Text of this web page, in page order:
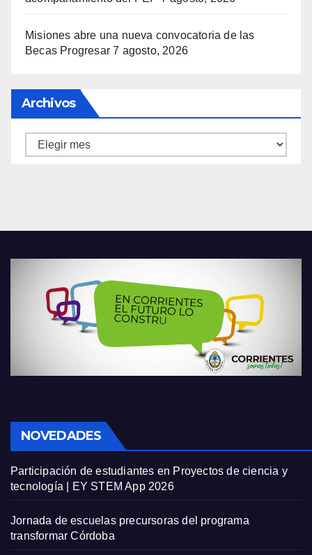
Misiones abre una nueva convocatoria de las
Becas Progresar 7 agosto, 2026
Archivos
Archivos
NOVEDADES
Participación de estudiantes en Proyectos de ciencia y
tecnología | EY STEM App 2026
Jornada de escuelas precursoras del programa
transformar Córdoba